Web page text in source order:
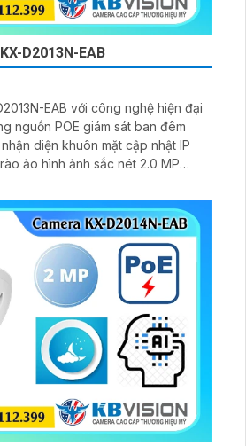
D2013N-EAB
EAB với công nghệ hiện đại
nguồn POE giám sát ban đêm
diện khuôn mặt cập nhật IP
ảo hình ảnh sắc nét 2.0 MP